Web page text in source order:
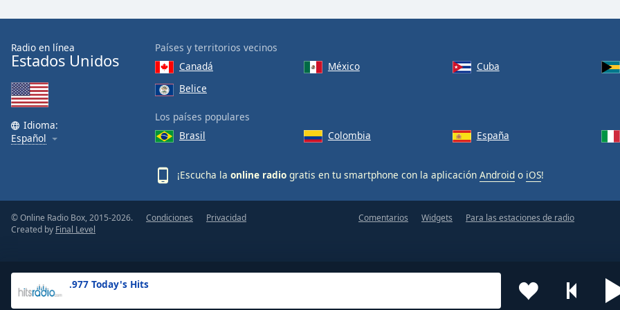
Text
Opacity
Background
.977 Today's Hits
Radio en línea
Estados Unidos
Idioma:
Español
Países y territorios vecinos
Canadá
México Cuba
Belice
Los países populares
Brasil
Colombia España
¡Escucha la online radio gratis en tu smartphone con la aplicación Android o iOS!
© Online Radio Box, 2015-2026.
Created by Final Level
Condiciones Privacidad Comentarios Widgets Para las estaciones de radio